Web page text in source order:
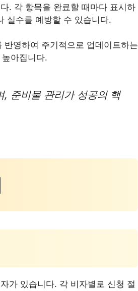
. 각 항목을 완료할 때마다 표시하
실수를 예방할 수 있습니다.
영하여 주기적으로 업데이트하는
아집니다.
, 준비물 관리가 성공의 핵
가 있습니다. 각 비자별로 신청 절